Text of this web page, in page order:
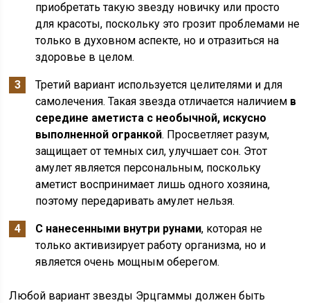
приобретать такую звезду новичку или просто
для красоты, поскольку это грозит проблемами не
только в духовном аспекте, но и отразиться на
здоровье в целом.
Третий вариант используется целителями и для
самолечения. Такая звезда отличается наличием в
середине аметиста с необычной, искусно
выполненной огранкой. Просветляет разум,
защищает от темных сил, улучшает сон. Этот
амулет является персональным, поскольку
аметист воспринимает лишь одного хозяина,
поэтому передаривать амулет нельзя.
С нанесенными внутри рунами, которая не
только активизирует работу организма, но и
является очень мощным оберегом.
Любой вариант звезды Эрцгаммы должен быть